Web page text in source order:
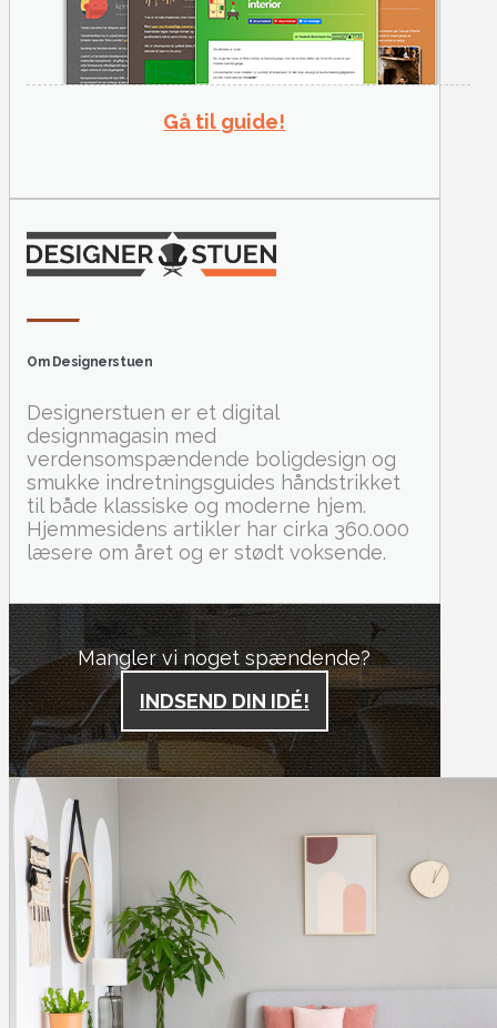
Gå til guide!
Om Designerstuen
Designerstuen er et digital
designmagasin med
verdensomspændende boligdesign og
smukke indretningsguides håndstrikket
til både klassiske og moderne hjem.
Hjemmesidens artikler har cirka 360.000
læsere om året og er stødt voksende.
Mangler vi noget spændende?
INDSEND DIN IDÉ!